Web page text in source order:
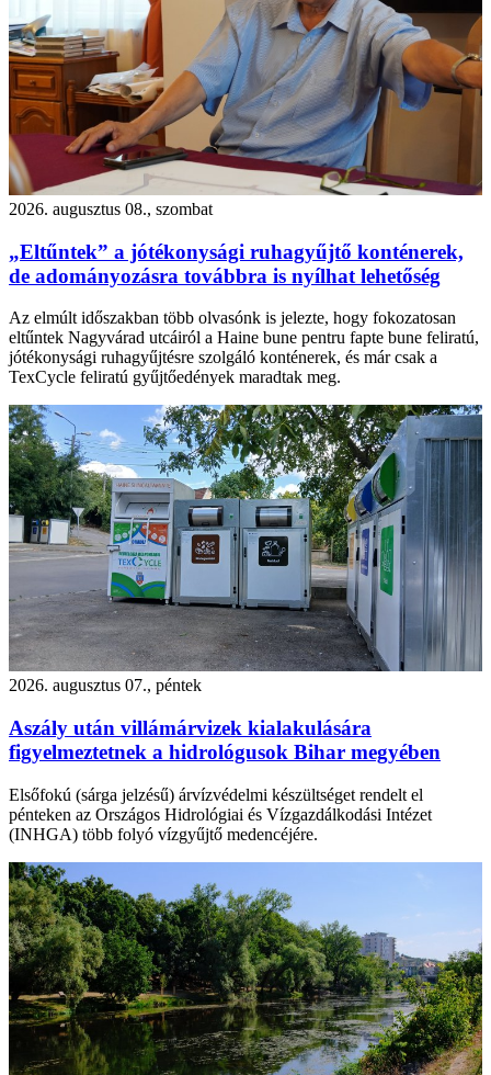
2026. augusztus 08., szombat
„Eltűntek” a jótékonysági ruhagyűjtő konténerek,
de adományozásra továbbra is nyílhat lehetőség
Az elmúlt időszakban több olvasónk is jelezte, hogy fokozatosan
eltűntek Nagyvárad utcáiról a Haine bune pentru fapte bune feliratú,
jótékonysági ruhagyűjtésre szolgáló konténerek, és már csak a
TexCycle feliratú gyűjtőedények maradtak meg.
2026. augusztus 07., péntek
Aszály után villámárvizek kialakulására
figyelmeztetnek a hidrológusok Bihar megyében
Elsőfokú (sárga jelzésű) árvízvédelmi készültséget rendelt el
pénteken az Országos Hidrológiai és Vízgazdálkodási Intézet
(INHGA) több folyó vízgyűjtő medencéjére.